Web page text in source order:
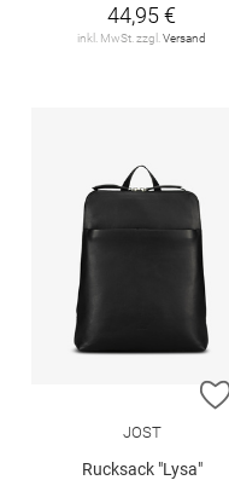
44,95 €
inkl. MwSt. zzgl. Versand
JOST
Rucksack "Lysa"